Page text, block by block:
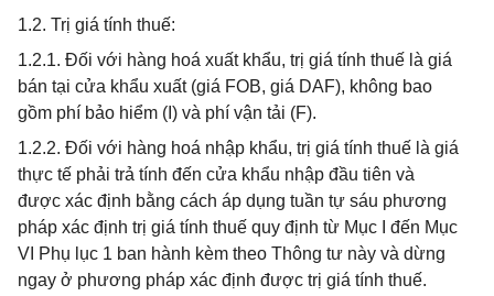
1.2. Trị giá tính thuế:
1.2.1. Đối với hàng hoá xuất khẩu, trị giá tính thuế là giá
bán tại cửa khẩu xuất (giá FOB, giá DAF), không bao
gồm phí bảo hiểm (I) và phí vận tải (F).
1.2.2. Đối với hàng hoá nhập khẩu, trị giá tính thuế là giá
thực tế phải trả tính đến cửa khẩu nhập đầu tiên và
được xác định bằng cách áp dụng tuần tự sáu phương
pháp xác định trị giá tính thuế quy định từ Mục I đến Mục
VI Phụ lục 1 ban hành kèm theo Thông tư này và dừng
ngay ở phương pháp xác định được trị giá tính thuế.